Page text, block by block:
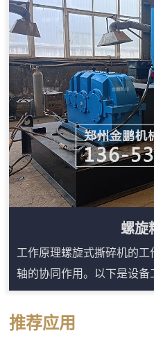
后的废料已成了众多生产
购买昂贵的或是高功率低
高，有的塑料制品直接焚
的可持续发展。如何经济
螺旋
工作原理螺旋式撕碎机的
轴的协同作用。以下是设
传动系统当电机启动时，
减速机，减速机将动力进一
转轴带动安装在其上的刀片
推荐应用